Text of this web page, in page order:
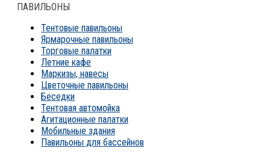
ПАВИЛЬОНЫ
Тентовые павильоны
Ярмарочные павильоны
Торговые палатки
Летние кафе
Маркизы, навесы
Цветочные павильоны
Беседки
Тентовая автомойка
Агитационные палатки
Мобильные здания
Павильоны для бассейнов